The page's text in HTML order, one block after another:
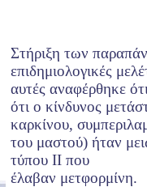
Στήριξη των
επιδημιολογικές
αυτές αναφέρθηκε
ότι ο κίνδυνος
καρκίνου,
του μαστού) ήταν
τύπου ΙΙ που
έλαβαν μετφορμίνη.